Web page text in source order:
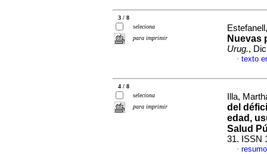
3 / 8
seleciona
para imprimir
Nuevas
Urug.,
· texto
4 / 8
seleciona
para imprimir
Illa,
del
edad,
Salud
31. ISSN
·